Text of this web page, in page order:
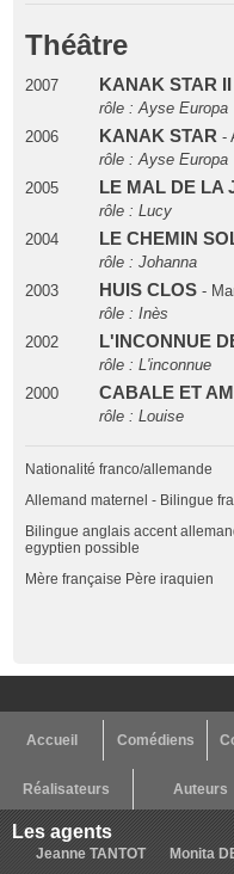
Théâtre
2007 KANAK STAR II
rôle : Ayse Europa
2006
KANAK STAR -
rôle : Ayse Europa
2005
LE MAL DE LA
rôle : Lucy
2004
LE CHEMIN
rôle : Johanna
2003
HUIS CLOS-
rôle : Inès
2002
L'INCONNUE
rôle : L'inconnue
2000
CABALE ET
rôle : Louise
Nationalité franco/allemande
Allemand maternel - Bilingue
Bilingue anglais accent
egyptien possible
Mère française Père iraquien
Accueil Comédiens
Réalisateurs Auteurs
Les agents
Jeanne TANTOT Monita